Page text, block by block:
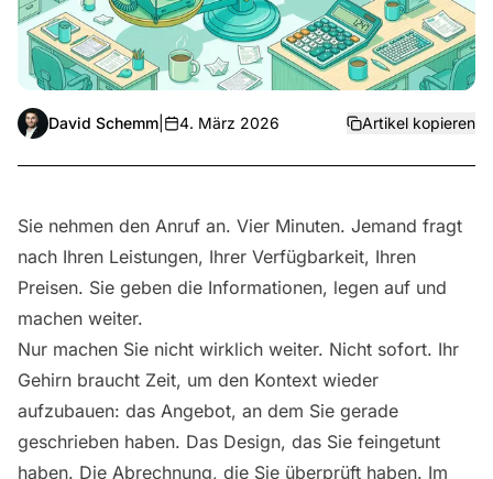
David Schemm 4. März 2026 Artikel kopieren
Sie nehmen den Anruf an. Vier Minuten. Jemand fragt
nach Ihren Leistungen, Ihrer Verfügbarkeit, Ihren
Preisen. Sie geben die Informationen, legen auf und
machen weiter.
Nur machen Sie nicht wirklich weiter. Nicht sofort. Ihr
Gehirn braucht Zeit, um den Kontext wieder
aufzubauen: das Angebot, an dem Sie gerade
geschrieben haben. Das Design, das Sie feingetunt
haben. Die Abrechnung, die Sie überprüft haben. Im